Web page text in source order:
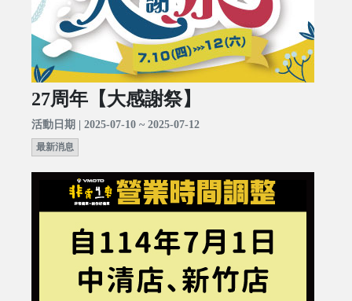
27周年【大感謝祭】
活動日期 | 2025-07-10 ~ 2025-07-12
最新消息